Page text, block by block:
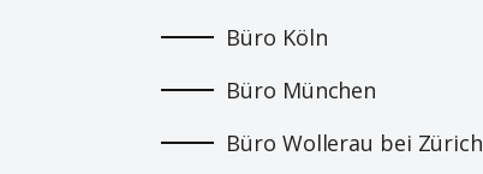
Büro Köln
Büro München
Büro Wollerau bei Zürich